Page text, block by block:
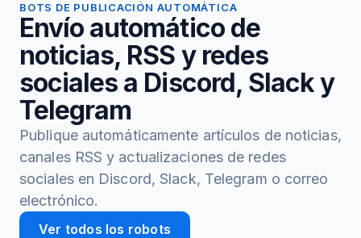
BOTS DE PUBLICACIÓN AUTOMÁTICA
Envío automático de
noticias, RSS y redes
sociales a Discord, Slack y
Telegram
Publique automáticamente artículos de noticias,
canales RSS y actualizaciones de redes
sociales en Discord, Slack, Telegram o correo
electrónico.
Ver todos los robots